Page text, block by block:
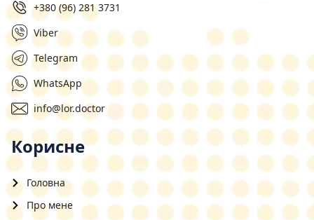
+380 (96) 281 3731
Viber
Telegram
WhatsApp
info@lor.doctor
Корисне
Головна
Про мене